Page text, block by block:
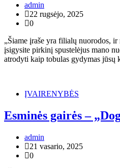
admin
22 rugsėjo, 2025
0
„Šiame įraše yra filialų nuorodos, ir
įsigysite pirkinį spustelėjus mano
atrodyti kaip tobulas gydymas
ĮVAIRENYBĖS
Esminės gairės –
admin
21 vasario, 2025
0